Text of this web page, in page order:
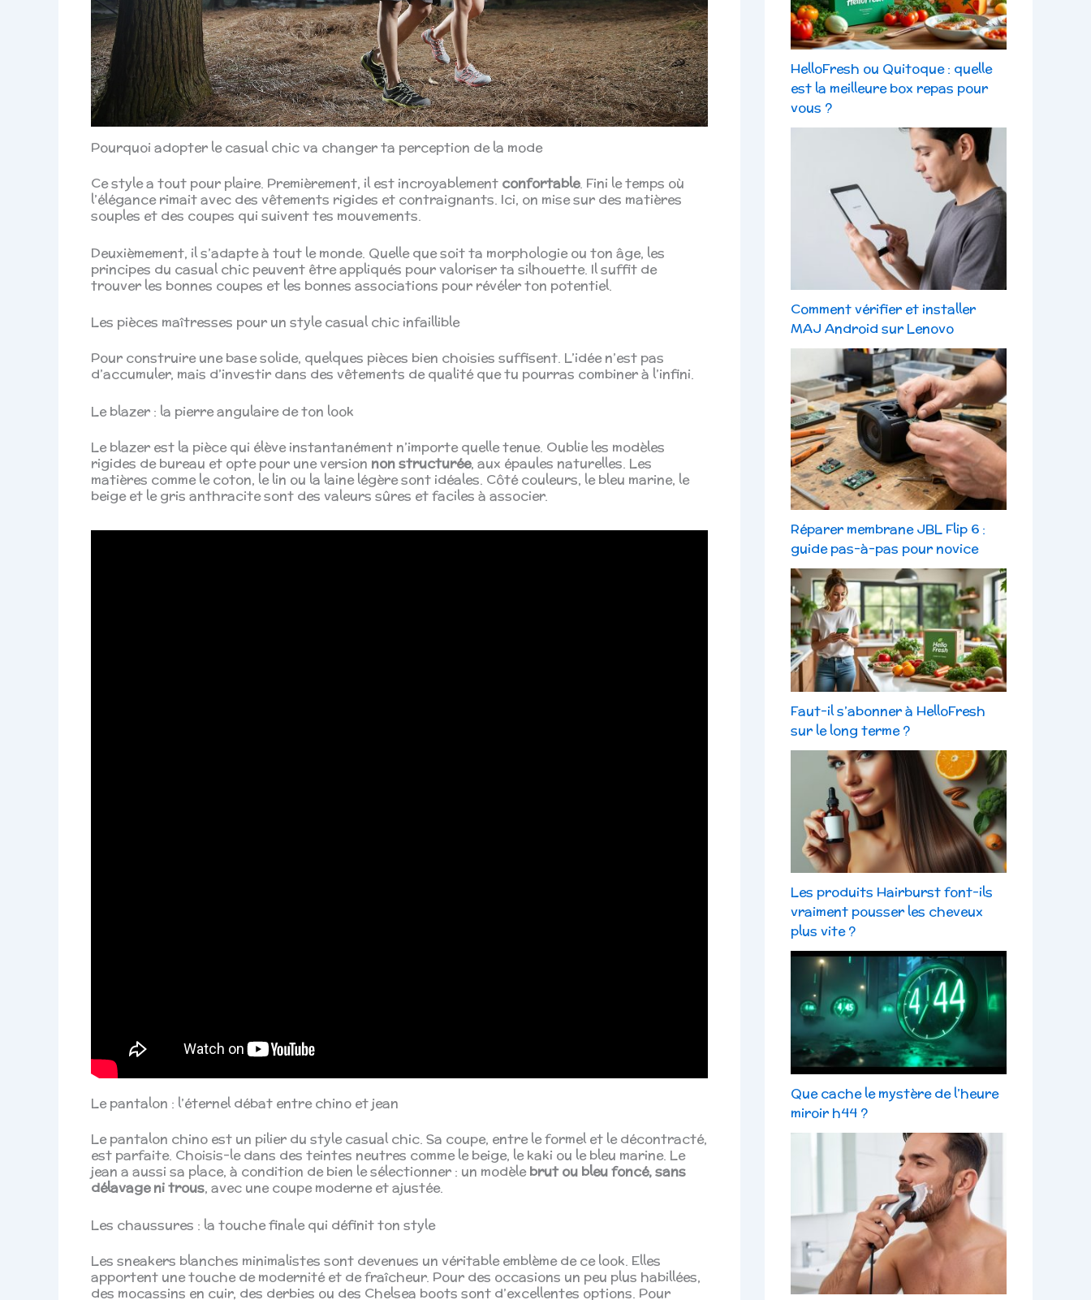
Pourquoi adopter le casual chic va changer ta perception de la mode
Ce style a tout pour plaire. Premièrement, il est incroyablement confortable. Fini le temps où
l’élégance rimait avec des vêtements rigides et contraignants. Ici, on mise sur des matières
souples et des coupes qui suivent tes mouvements.
Deuxièmement, il s’adapte à tout le monde. Quelle que soit ta morphologie ou ton âge, les
principes du casual chic peuvent être appliqués pour valoriser ta silhouette. Il suffit de
trouver les bonnes coupes et les bonnes associations pour révéler ton potentiel.
Les pièces maîtresses pour un style casual chic infaillible
Pour construire une base solide, quelques pièces bien choisies suffisent. L’idée n’est pas
d’accumuler, mais d’investir dans des vêtements de qualité que tu pourras combiner à l’infini.
Le blazer : la pierre angulaire de ton look
Le blazer est la pièce qui élève instantanément n’importe quelle tenue. Oublie les modèles
rigides de bureau et opte pour une version non structurée, aux épaules naturelles. Les
matières comme le coton, le lin ou la laine légère sont idéales. Côté couleurs, le bleu marine, le
beige et le gris anthracite sont des valeurs sûres et faciles à associer.
Le pantalon : l’éternel débat entre chino et jean
Le pantalon chino est un pilier du style casual chic. Sa coupe, entre le formel et le décontracté,
est parfaite. Choisis-le dans des teintes neutres comme le beige, le kaki ou le bleu marine. Le
jean a aussi sa place, à condition de bien le sélectionner : un modèlebrut ou bleu foncé, sans
délavage ni trous, avec une coupe moderne et ajustée.
Les chaussures : la touche finale qui définit ton style
Les sneakers blanches minimalistes sont devenues un véritable emblème de ce look. Elles
apportent une touche de modernité et de fraîcheur. Pour des occasions un peu plus habillées,
des mocassins en cuir, des derbies ou des Chelsea boots sont d’excellentes options. Pour
HelloFresh ou Quitoque : quelle
est la meilleure box repas pour
vous ?
Comment vérifier et installer
MAJ Android sur Lenovo
Réparer membrane JBL Flip 6 :
guide pas-à-pas pour novice
Faut-il s’abonner à HelloFresh
sur le long terme ?
Les produits Hairburst font-ils
vraiment pousser les cheveux
plus vite ?
Que cache le mystère de l’heure
miroir h44 ?